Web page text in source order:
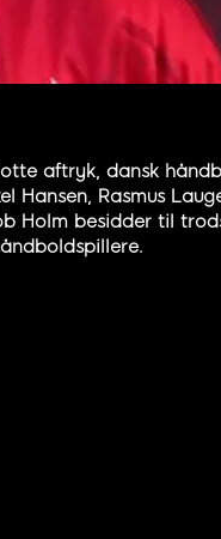
aftryk, dansk
Hansen, Rasmus
Holm besidder til